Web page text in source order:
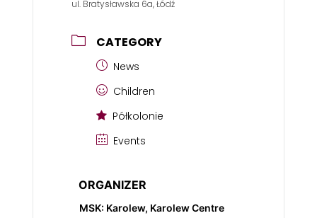
ul. Bratysławska 6a, Łódź
CATEGORY
News
Children
Półkolonie
Events
ORGANIZER
MSK: Karolew, Karolew Centre